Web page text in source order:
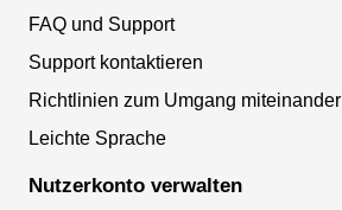
FAQ und Support
Support kontaktieren
Richtlinien zum Umgang miteinander
Leichte Sprache
Nutzerkonto verwalten